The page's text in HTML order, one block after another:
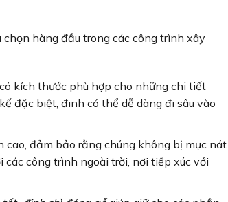
hàng đầu trong các công trình xây
kích thước phù hợp cho những chi tiết
đặc biệt, đinh có thể dễ dàng đi sâu vào
đảm bảo rằng chúng không bị mục nát
công trình ngoài trời, nơi tiếp xúc với